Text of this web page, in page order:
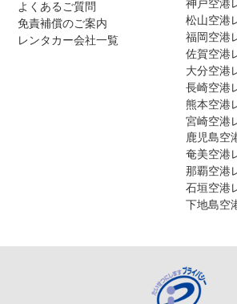
よくあるご質問
免責補償のご案内
レンタカー会社一覧
神戸空港
松山空港
福岡空港
佐賀空港
大分空港
長崎空港
熊本空港
宮崎空港
鹿児島空
奄美空港
那覇空港
石垣空港
下地島空